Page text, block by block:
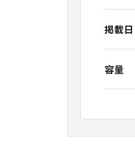
掲載日
容量